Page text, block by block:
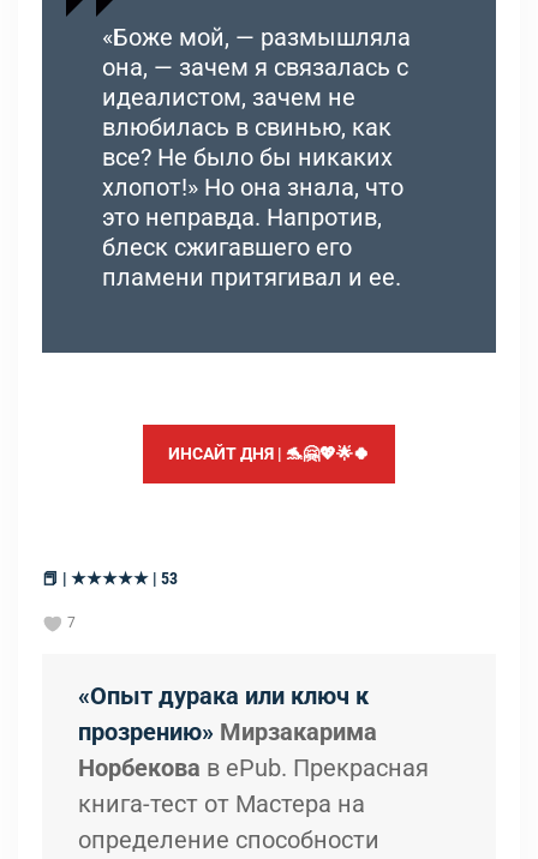
«Боже мой, — размышляла
она, — зачем я связалась с
идеалистом, зачем не
влюбилась в свинью, как
все? Не было бы никаких
хлопот!» Но она знала, что
это неправда. Напротив,
блеск сжигавшего его
пламени притягивал и ее.
ИНСАЙТ ДНЯ | 🐬🤗💖🌟🍀
📕 | ★★★★★ | 53
7
«Опыт дурака или ключ к
прозрению» Мирзакарима
Норбекова в ePub. Прекрасная
книга-тест от Мастера на
определение способности